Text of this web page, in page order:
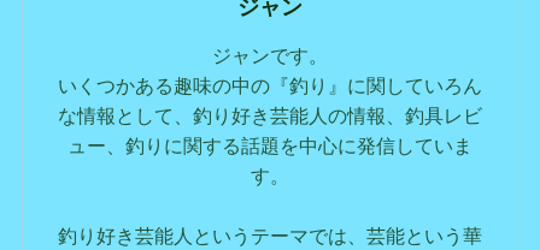
ジャン
ジャンです。
いくつかある趣味の中の『釣り』に関していろん
な情報として、釣り好き芸能人の情報、釣具レビ
ュー、釣りに関する話題を中心に発信していま
す。
釣り好き芸能人というテーマでは、芸能という華